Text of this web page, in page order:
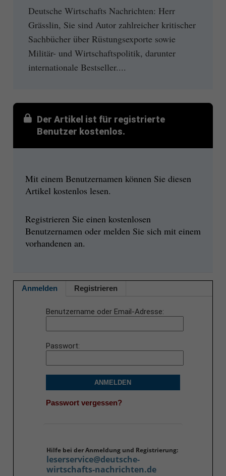
Deutsche Wirtschafts Nachrichten: Herr
Grässlin, Sie sind Autor zahlreicher kritischer
Sachbücher über Rüstungsexporte sowie
Militär- und Wirtschaftspolitik, darunter
internationale Bestseller....
Der Artikel ist für registrierte
Benutzer kostenlos.
Mit einem Benutzernamen können Sie diesen
Artikel kostenlos lesen.
Registrieren Sie einen kostenlosen
Benutzernamen oder melden Sie sich mit einem
vorhandenen an.
Anmelden Registrieren
Benutzername oder Email-Adresse
Passwort
ANMELDEN
Passwort vergessen?
Hilfe bei der Anmeldung und Registrierung:
leserservice@deutsche-
wirtschafts-nachrichten.de